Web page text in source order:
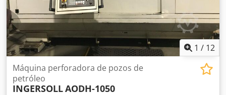
1 / 12
Máquina perforadora de pozos de
petróleo
INGERSOLLAODH-1050